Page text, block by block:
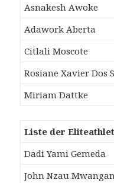
Asnakesh Awoke
Adawork Aberta
Citlali Moscote
Rosiane Xavier Dos
Miriam Dattke
Liste der
Dadi Yami Gemeda
John Nzau